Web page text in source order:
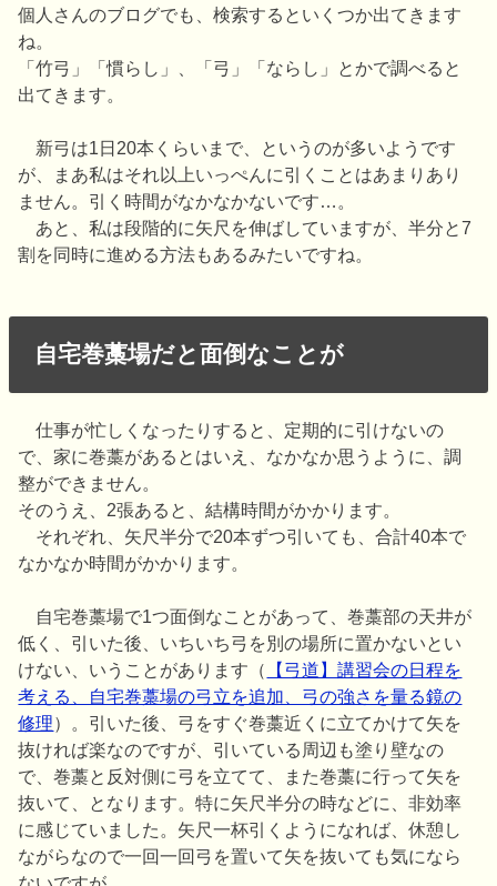
個人さんのブログでも、検索するといくつか出てきます
ね。
「竹弓」「慣らし」、「弓」「ならし」とかで調べると
出てきます。
新弓は1日20本くらいまで、というのが多いようです
が、まあ私はそれ以上いっぺんに引くことはあまりあり
ません。引く時間がなかなかないです…。
あと、私は段階的に矢尺を伸ばしていますが、半分と7
割を同時に進める方法もあるみたいですね。
自宅巻藁場だと面倒なことが
仕事が忙しくなったりすると、定期的に引けないの
で、家に巻藁があるとはいえ、なかなか思うように、調
整ができません。
そのうえ、2張あると、結構時間がかかります。
それぞれ、矢尺半分で20本ずつ引いても、合計40本で
なかなか時間がかかります。
自宅巻藁場で1つ面倒なことがあって、巻藁部の天井が
低く、引いた後、いちいち弓を別の場所に置かないとい
けない、いうことがあります（
【弓道】講習会の日程を
考える、自宅巻藁場の弓立を追加、弓の強さを量る鏡の
修理）。引いた後、弓をすぐ巻藁近くに立てかけて矢を
抜ければ楽なのですが、引いている周辺も塗り壁なの
で、巻藁と反対側に弓を立てて、また巻藁に行って矢を
抜いて、となります。特に矢尺半分の時などに、非効率
に感じていました。矢尺一杯引くようになれば、休憩し
ながらなので一回一回弓を置いて矢を抜いても気になら